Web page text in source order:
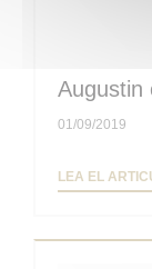
Augustin
01/09/2019
LEA EL